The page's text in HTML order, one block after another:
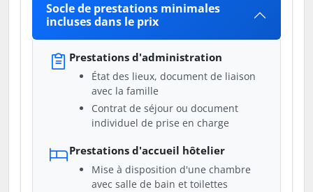
Socle de prestations minimales
incluses dans le prix
Prestations d'administration
État des lieux, document de liaison
avec la famille
Contrat de séjour ou document
individuel de prise en charge
Prestations d'accueil hôtelier
Mise à disposition d'une chambre
avec salle de bain et toilettes